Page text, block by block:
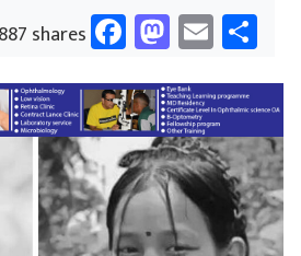
887 shares Facebook
Email